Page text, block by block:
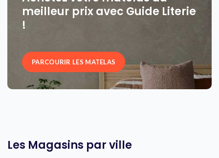
meilleur prix avec Guide Literie
!
PARCOURIR LES MATELAS
Les Magasins par ville